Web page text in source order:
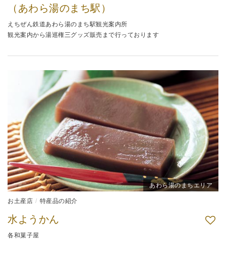
（あわら湯のまち駅）
えちぜん鉄道あわら湯のまち駅観光案内所
観光案内から湯巡権三グッズ販売まで行っております
あわら湯のまちエリア
お土産店 特産品の紹介
水ようかん
各和菓子屋